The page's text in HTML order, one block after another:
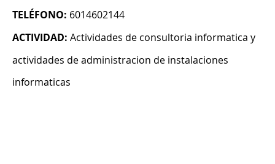
TELÉFONO: 6014602144
ACTIVIDAD: Actividades de consultoria informatica y
actividades de administracion de instalaciones
informaticas